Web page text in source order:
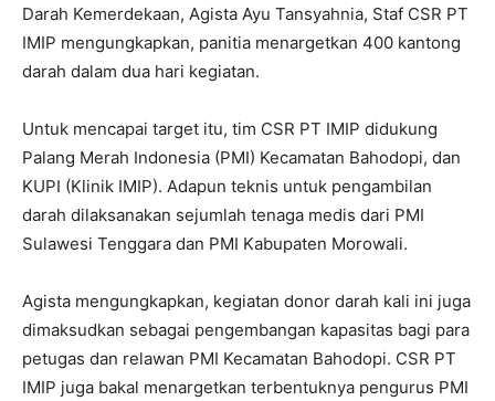
Darah Kemerdekaan, Agista Ayu Tansyahnia, Staf CSR PT
IMIP mengungkapkan, panitia menargetkan 400 kantong
darah dalam dua hari kegiatan.
Untuk mencapai target itu, tim CSR PT IMIP didukung
Palang Merah Indonesia (PMI) Kecamatan Bahodopi, dan
KUPI (Klinik IMIP). Adapun teknis untuk pengambilan
darah dilaksanakan sejumlah tenaga medis dari PMI
Sulawesi Tenggara dan PMI Kabupaten Morowali.
Agista mengungkapkan, kegiatan donor darah kali ini juga
dimaksudkan sebagai pengembangan kapasitas bagi para
petugas dan relawan PMI Kecamatan Bahodopi. CSR PT
IMIP juga bakal menargetkan terbentuknya pengurus PMI